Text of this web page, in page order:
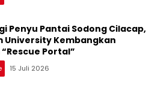
Penyu Pantai Sodong Cilacap,
University Kembangkan
Portal”
15 Juli 2026